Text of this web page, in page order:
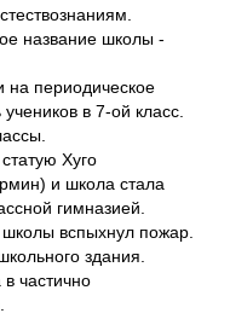
название школы -
периодическое
в 7-ой класс.
Хуго
и школа стала
гимназией.
вспыхнул пожар.
здания.
частично